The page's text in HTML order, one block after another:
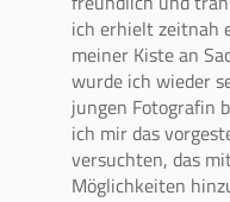
ich erhielt zeitnah
meiner Kiste an
wurde ich wieder
jungen Fotografin
ich mir das
versuchten, das
Möglichkeiten